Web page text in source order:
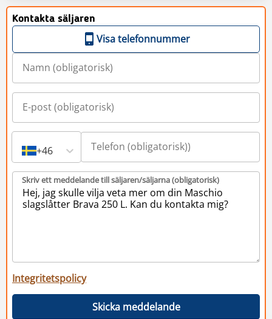
Kontakta säljaren
Visa telefonnummer
+46
Skriv ett meddelande till säljaren/säljarna (obligatorisk)
Integritetspolicy
Skicka meddelande